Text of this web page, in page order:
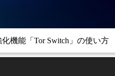
機能「Tor Switch」の使い方